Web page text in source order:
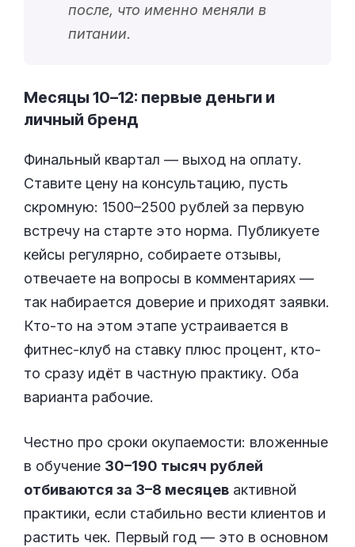
после, что именно меняли в
питании.
Месяцы 10–12: первые деньги и
личный бренд
Финальный квартал — выход на оплату.
Ставите цену на консультацию, пусть
скромную: 1500–2500 рублей за первую
встречу на старте это норма. Публикуете
кейсы регулярно, собираете отзывы,
отвечаете на вопросы в комментариях —
так набирается доверие и приходят заявки.
Кто-то на этом этапе устраивается в
фитнес-клуб на ставку плюс процент, кто-
то сразу идёт в частную практику. Оба
варианта рабочие.
Честно про сроки окупаемости: вложенные
в обучение 30–190 тысяч рублей
отбиваются за 3–8 месяцев активной
практики, если стабильно вести клиентов и
растить чек. Первый год — это в основном